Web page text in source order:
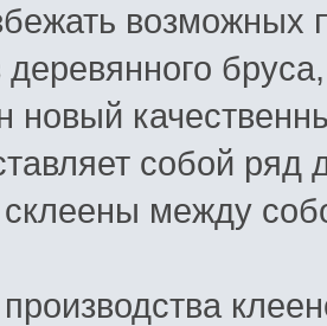
возможных
новый
собой ряд
между